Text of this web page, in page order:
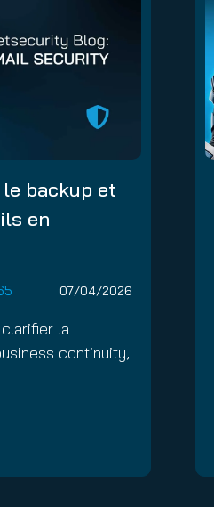
backup et
en
07/04/2026
la
continuity,